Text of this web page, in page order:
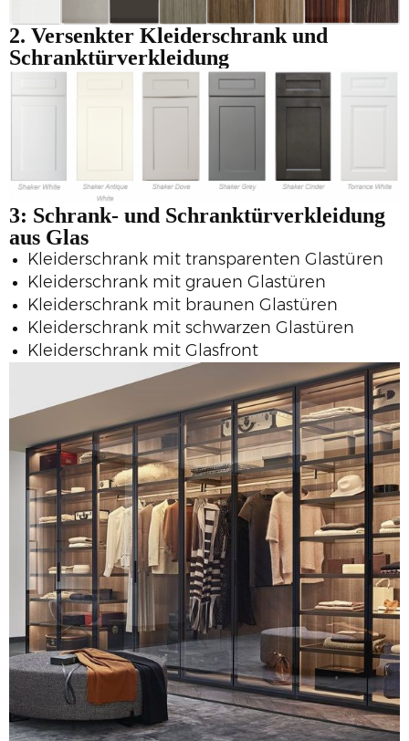
2. Versenkter Kleiderschrank und
Schranktürverkleidung
3: Schrank- und Schranktürverkleidung
aus Glas
Kleiderschrank mit transparenten Glastüren
Kleiderschrank mit grauen Glastüren
Kleiderschrank mit braunen Glastüren
Kleiderschrank mit schwarzen Glastüren
Kleiderschrank mit Glasfront